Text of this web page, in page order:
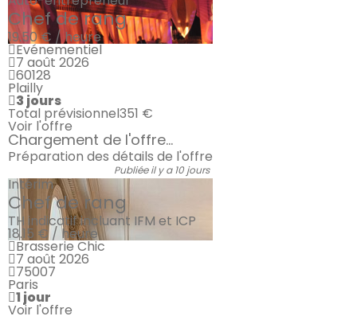
Chef de rang
19.50 € / heure
Evénementiel
7 août 2026
60128
Plailly
3 jours
Total prévisionnel351 €
Voir l'offre
Chargement de l'offre...
Préparation des détails de l'offre
Publiée il y a 10 jours
Intérim
Chef de rang
TH indicatif incluant IFM et ICP
18.15 € / heure
Brasserie Chic
7 août 2026
75007
Paris
1 jour
Voir l'offre